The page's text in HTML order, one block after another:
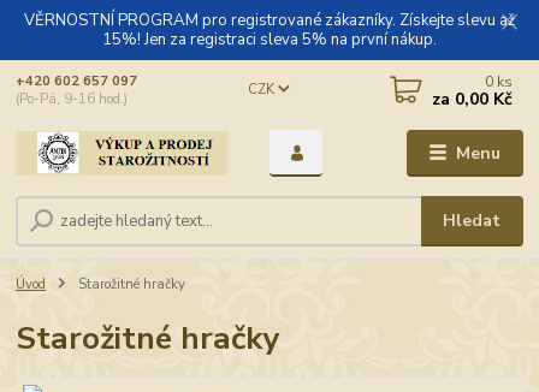
VĚRNOSTNÍ PROGRAM pro registrované zákazníky. Získejte slevu až
15%! Jen za registraci sleva 5% na první nákup.
Menu
CZK
Hledat
+420 602 657 097
(Po-Pá, 9-16 hod.)
0 ks
za 0,00 Kč
Úvod Starožitné hračky
Starožitné hračky